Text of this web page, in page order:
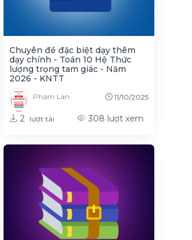
Chuyên đề đặc biệt dạy thêm
dạy chính - Toán 10 Hệ Thức
lượng trọng tam giác - Năm
2026 - KNTT
Phạm Lan 11/10/2025
2 lượt tải 308 lượt xem